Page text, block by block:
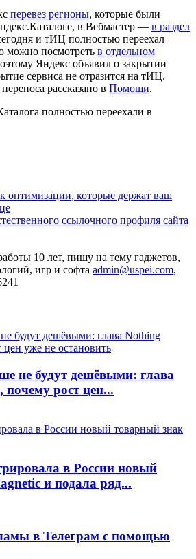
перевез регионы, которые были
в Вебмастер — в раздел
и тИЦ полностью переехал
можно посмотреть в отдельном
Яндекс объявил о закрытии
сервиса не отразится на тИЦ.
рассказано в Помощи.
оптимизации, которые держат ваш
ссылочного профиля сайта
10 лет, пишу на тему гаджетов,
игр и софта admin@uspei.com,
не будут дешёвыми: глава
рост цен...
в России новый
и подала ряд...
в Телеграм с помощью